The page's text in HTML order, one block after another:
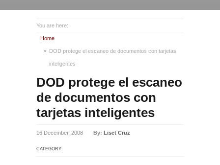
You are here:
Home
DOD protege el escaneo de documentos con tarjetas
inteligentes
DOD protege el escaneo
de documentos con
tarjetas inteligentes
16 December, 2008 By: Liset Cruz
CATEGORY: